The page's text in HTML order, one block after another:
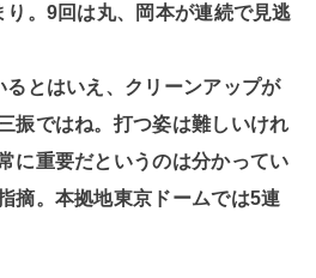
。9回は丸、岡本が連続で見逃
るとはいえ、クリーンアップが
振ではね。打つ姿は難しいけれ
に重要だというのは分かってい
摘。本拠地東京ドームでは5連